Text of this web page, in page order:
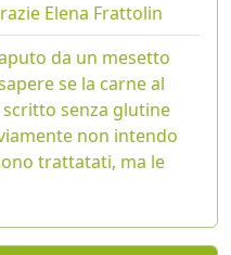
Elena Frattolin
da un mesetto
se la carne al
senza glutine
non intendo
trattatati, ma le